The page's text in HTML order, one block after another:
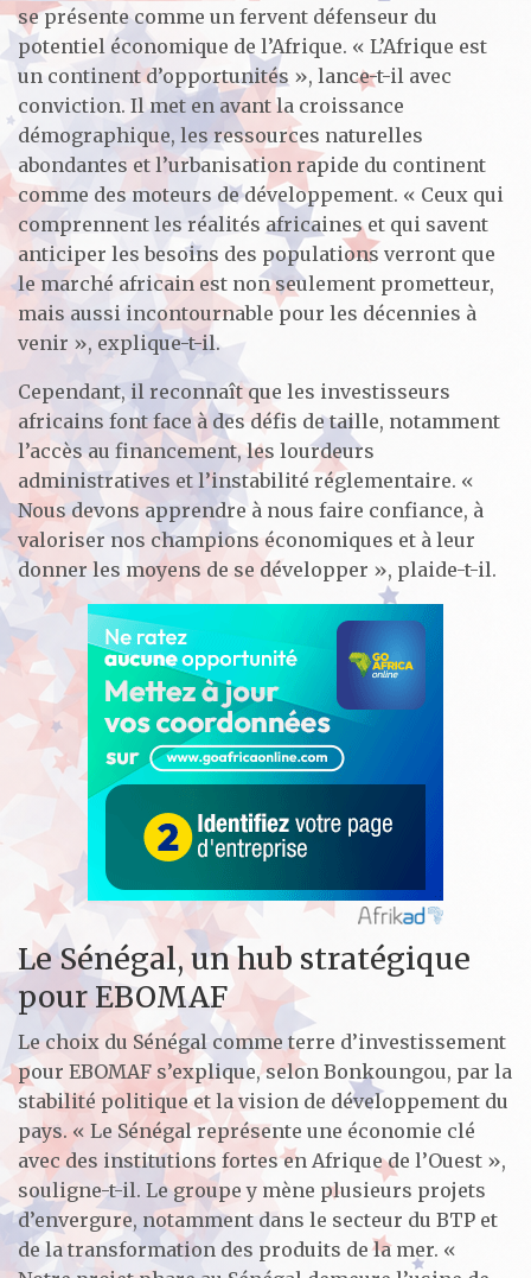
se présente comme un fervent défenseur du
potentiel économique de l’Afrique. « L’Afrique est
un continent d’opportunités », lance-t-il avec
conviction. Il met en avant la croissance
démographique, les ressources naturelles
abondantes et l’urbanisation rapide du continent
comme des moteurs de développement. « Ceux qui
comprennent les réalités africaines et qui savent
anticiper les besoins des populations verront que
le marché africain est non seulement prometteur,
mais aussi incontournable pour les décennies à
venir », explique-t-il.
Cependant, il reconnaît que les investisseurs
africains font face à des défis de taille, notamment
l’accès au financement, les lourdeurs
administratives et l’instabilité réglementaire. «
Nous devons apprendre à nous faire confiance, à
valoriser nos champions économiques et à leur
donner les moyens de se développer », plaide-t-il.
Le Sénégal, un hub stratégique
pour EBOMAF
Le choix du Sénégal comme terre d’investissement
pour EBOMAF s’explique, selon Bonkoungou, par la
stabilité politique et la vision de développement du
pays. « Le Sénégal représente une économie clé
avec des institutions fortes en Afrique de l’Ouest »,
souligne-t-il. Le groupe y mène plusieurs projets
d’envergure, notamment dans le secteur du BTP et
de la transformation des produits de la mer. «